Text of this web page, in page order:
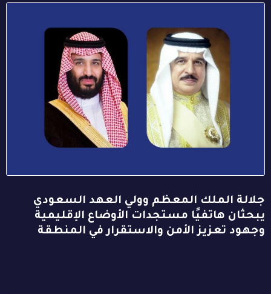
جلالة الملك المعظم وولي العهد السعودي
يبحثان هاتفيًا مستجدات الأوضاع الإقليمية
وجهود تعزيز الأمن والاستقرار في المنطقة